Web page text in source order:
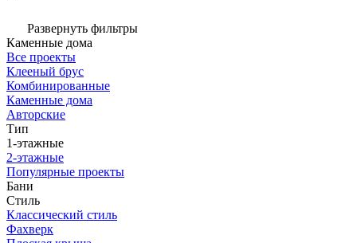
Развернуть фильтры
Каменные дома
Все проекты
Клееный брус
Комбинированные
Каменные дома
Авторские
Тип
1-этажные
2-этажные
Популярные проекты
Бани
Стиль
Классический стиль
Фахверк